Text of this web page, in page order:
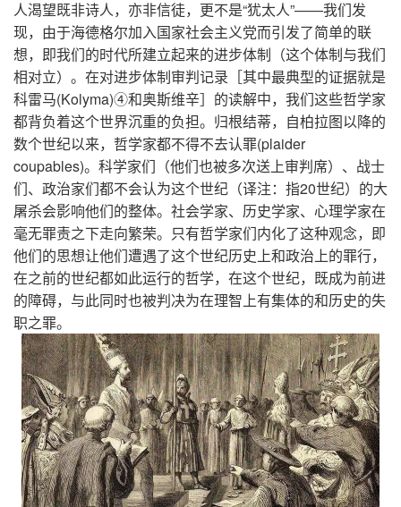
人渴望既非诗人，亦非信徒，更不是“犹太人”——我们发
现，由于海德格尔加入国家社会主义党而引发了简单的联
想，即我们的时代所建立起来的进步体制（这个体制与我们
相对立）。在对进步体制审判记录［其中最典型的证据就是
科雷马(Kolyma)④和奥斯维辛］的读解中，我们这些哲学家
都背负着这个世界沉重的负担。归根结蒂，自柏拉图以降的
数个世纪以来，哲学家都不得不去认罪(plaider
coupables)。科学家们（他们也被多次送上审判席）、战士
们、政治家们都不会认为这个世纪（译注：指20世纪）的大
屠杀会影响他们的整体。社会学家、历史学家、心理学家在
毫无罪责之下走向繁荣。只有哲学家们内化了这种观念，即
他们的思想让他们遭遇了这个世纪历史上和政治上的罪行，
在之前的世纪都如此运行的哲学，在这个世纪，既成为前进
的障碍，与此同时也被判决为在理智上有集体的和历史的失
职之罪。